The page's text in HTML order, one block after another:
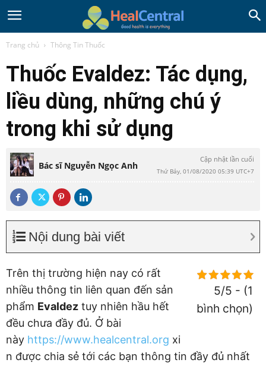
Trang chủ Thông Tin Thuốc
Thuốc Evaldez: Tác dụng,
liều dùng, những chú ý
trong khi sử dụng
Bác sĩ Nguyễn Ngọc Anh
Cập nhật lần cuối
Thứ Bảy, 01/08/2020 05:39 UTC+7
Nội dung bài viết
5/5 - (1
bình chọn)
Trên thị trường hiện nay có rất
nhiều thông tin liên quan đến sản
phẩm Evaldez tuy nhiên hầu hết
đều chưa đầy đủ. Ở bài
này https://www.healcentral.org xi
n được chia sẻ tới các bạn thông tin đầy đủ nhất